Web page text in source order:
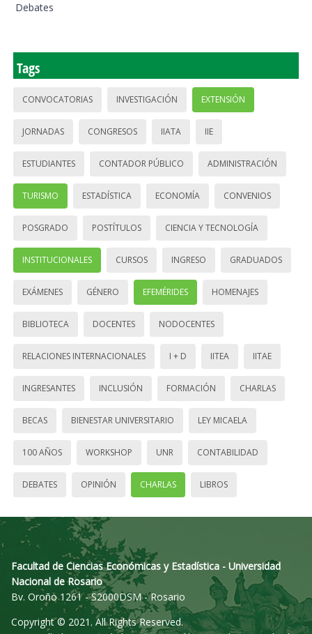
Debates
Tags
CONVOCATORIAS INVESTIGACIÓN EXTENSIÓN
JORNADAS CONGRESOS IIATA IIE
ESTUDIANTES CONTADOR PÚBLICO ADMINISTRACIÓN
TURISMO ESTADÍSTICA ECONOMÍA CONVENIOS
POSGRADO POSTÍTULOS CIENCIA Y TECNOLOGÍA
INSTITUCIONALES CURSOS INGRESO GRADUADOS
EXÁMENES GÉNERO EFEMÉRIDES HOMENAJES
BIBLIOTECA DOCENTES NODOCENTES
RELACIONES INTERNACIONALES I + D IITEA IITAE
INGRESANTES INCLUSIÓN FORMACIÓN CHARLAS
BECAS BIENESTAR UNIVERSITARIO LEY MICAELA
100 AÑOS WORKSHOP UNR CONTABILIDAD
DEBATES OPINIÓN CHARLAS LIBROS
Facultad de Ciencias Económicas y Estadística - Universidad
Nacional de Rosario
Bv. Oroño 1261 - S2000DSM - Rosario
Copyright © 2021. All Rights Reserved.